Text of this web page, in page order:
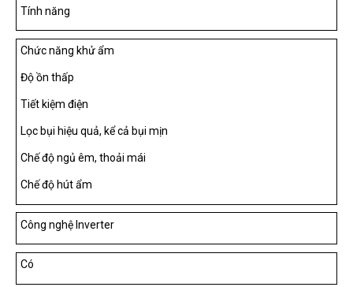
Tính năng
Chức năng khử ẩm
Độ ồn thấp
Tiết kiệm điện
Lọc bụi hiệu quả, kể cả bụi mịn
Chế độ ngủ êm, thoải mái
Chế độ hút ẩm
Công nghệ Inverter
Có